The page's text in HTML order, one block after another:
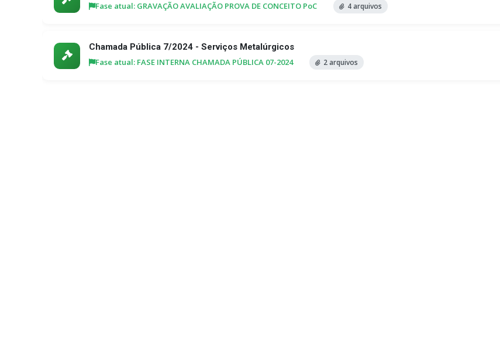
Fase atual: GRAVAÇÃO AVALIAÇÃO PROVA DE CONCEITO PoC
4 arquivos
Chamada Pública 7/2024 - Serviços Metalúrgicos
Fase atual: FASE INTERNA CHAMADA PÚBLICA 07-2024
2 arquivos